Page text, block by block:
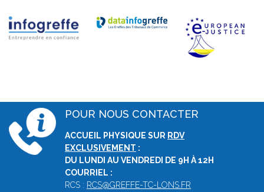
POUR NOUS CONTACTER
ACCUEIL PHYSIQUE SUR RDV
EXCLUSIVEMENT :
DU LUNDI AU VENDREDI DE 9H À 12H
COURRIEL :
RCS : RCS@GREFFE-TC-LONS.FR